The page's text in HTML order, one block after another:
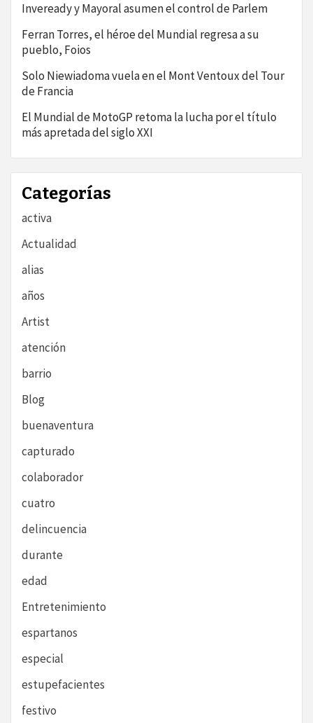
Inveready y Mayoral asumen el control de Parlem
Ferran Torres, el héroe del Mundial regresa a su
pueblo, Foios
Solo Niewiadoma vuela en el Mont Ventoux del Tour
de Francia
El Mundial de MotoGP retoma la lucha por el título
más apretada del siglo XXI
Categorías
activa
Actualidad
alias
años
Artist
atención
barrio
Blog
buenaventura
capturado
colaborador
cuatro
delincuencia
durante
edad
Entretenimiento
espartanos
especial
estupefacientes
festivo